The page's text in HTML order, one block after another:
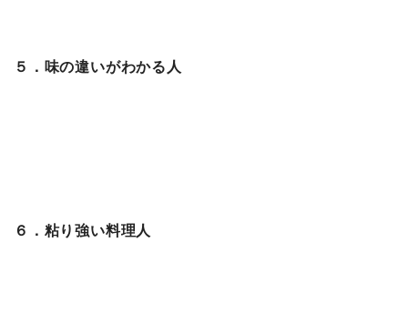
５．味の違いがわかる人
６．粘り強い料理人